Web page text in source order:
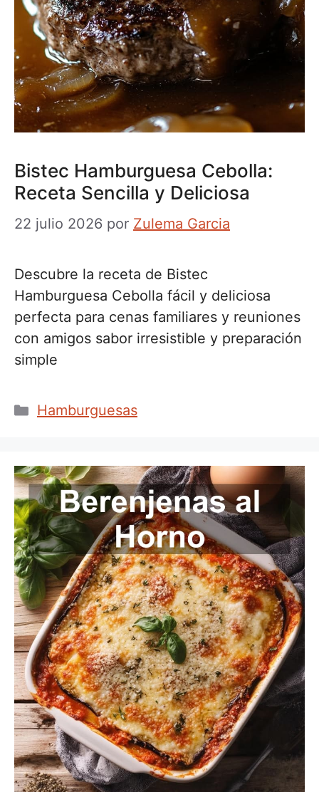
Bistec Hamburguesa Cebolla:
Receta Sencilla y Deliciosa
22 julio 2026 por Zulema Garcia
Descubre la receta de Bistec
Hamburguesa Cebolla fácil y deliciosa
perfecta para cenas familiares y reuniones
con amigos sabor irresistible y preparación
simple
Categorías
Hamburguesas